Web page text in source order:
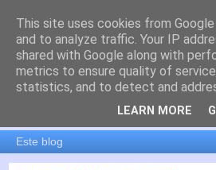
es por madrid
El blog de Madrid y su actualidad,
movilidad, arquitectura,
educación, empleo, ...
This site uses cookies from
and to analyze traffic. Your IP
shared with Google along with
metrics to ensure quality of
statistics, and to detect and
LEARN MORE